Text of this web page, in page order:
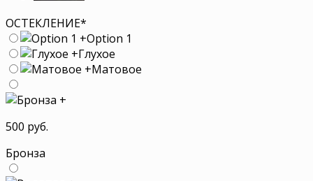
ОСТЕКЛЕНИЕ*
+Option 1
+Глухое
+Матовое
+
500 руб.
Бронза